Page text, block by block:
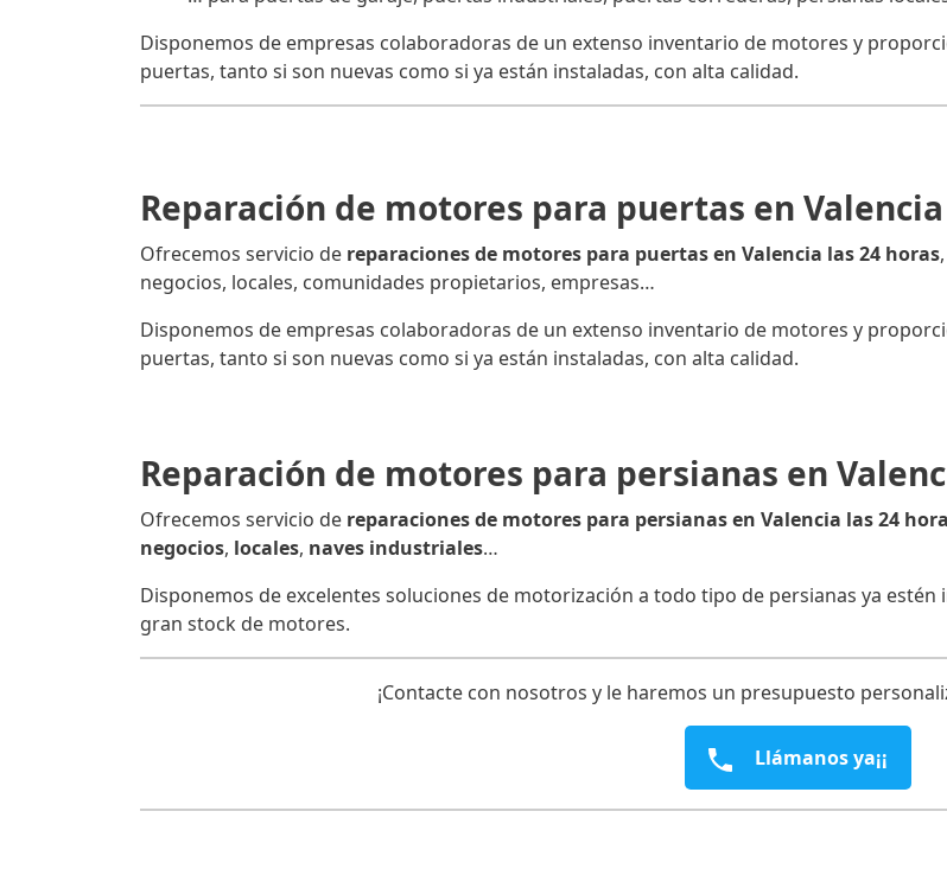
Disponemos de empresas colaboradoras de un extenso inventario de motores y
puertas, tanto si son nuevas como si ya están instaladas, con alta calidad.
Reparación de motores para puertas en Valencia
Ofrecemos servicio de reparaciones de motores para puertas en Valencia las 24 horas
negocios, locales, comunidades propietarios, empresas…
Disponemos de empresas colaboradoras de un extenso inventario de motores y
puertas, tanto si son nuevas como si ya están instaladas, con alta calidad.
Reparación de motores para persianas en
Ofrecemos servicio de reparaciones de motores para persianas en Valencia las 24
negocios, locales, naves industriales…
Disponemos de excelentes soluciones de motorización a todo tipo de persianas ya
gran stock de motores.
¡Contacte con nosotros y le haremos un presupuesto
Llámanos ya¡¡